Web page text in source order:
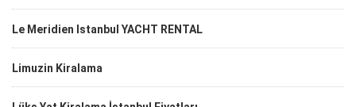
Le Meridien Istanbul YACHT RENTAL
Limuzin Kiralama